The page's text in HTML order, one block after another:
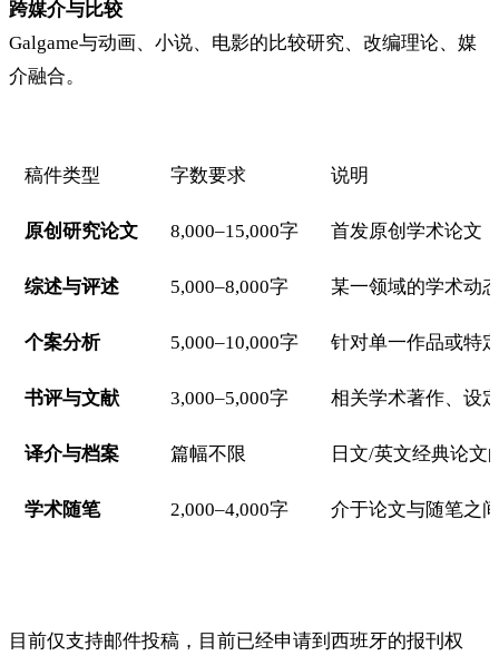
跨媒介与比较
Galgame与动画、小说、电影的比较研究、改编理论、媒
介融合。
稿件类型 字数要求 说明
原创研究论文 8,000–15,000字 首发原创学术论文
综述与评述 5,000–8,000字 某一领域的学术动
个案分析 5,000–10,000字 针对单一作品或特
书评与文献 3,000–5,000字 相关学术著作、设
译介与档案 篇幅不限 日文/英文经典论文
学术随笔 2,000–4,000字 介于论文与随笔之
目前仅支持邮件投稿，目前已经申请到西班牙的报刊权